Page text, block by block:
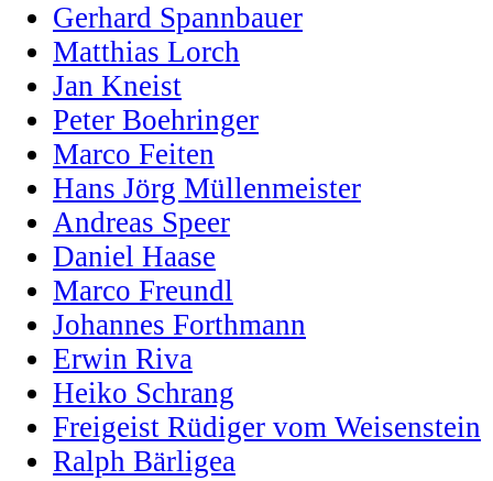
Gerhard Spannbauer
Matthias Lorch
Jan Kneist
Peter Boehringer
Marco Feiten
Hans Jörg Müllenmeister
Andreas Speer
Daniel Haase
Marco Freundl
Johannes Forthmann
Erwin Riva
Heiko Schrang
Freigeist Rüdiger vom Weisenstein
Ralph Bärligea